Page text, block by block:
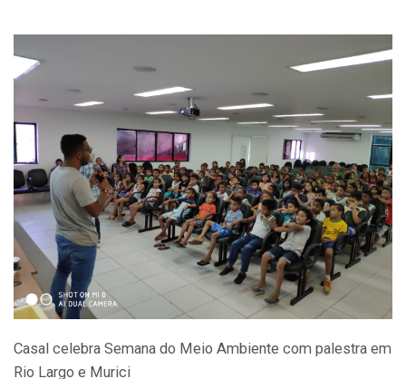
Casal celebra Semana do Meio Ambiente com palestra em
Rio Largo e Murici